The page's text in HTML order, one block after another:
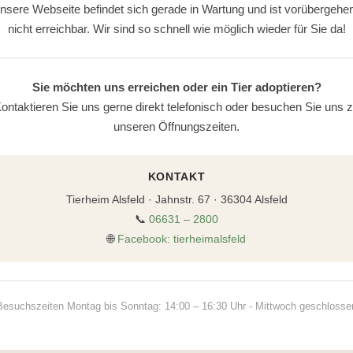
Webseite befindet sich gerade in Wartung und ist
nicht erreichbar. Wir sind so schnell wie möglich wieder für Sie da!
Sie möchten uns erreichen oder ein Tier adoptieren?
Sie uns gerne direkt telefonisch oder besuchen Sie uns
unseren Öffnungszeiten.
KONTAKT
Tierheim Alsfeld · Jahnstr. 67 · 36304 Alsfeld
📞 06631 – 2800
🌐 Facebook: tierheimalsfeld
Montag bis Sonntag: 14:00 – 16:30 Uhr - Mittwoch